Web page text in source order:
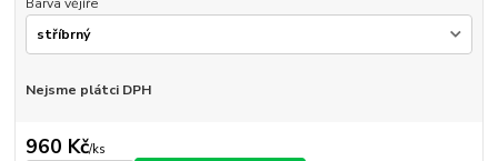
Nejsme plátci DPH
960 Kč/ks